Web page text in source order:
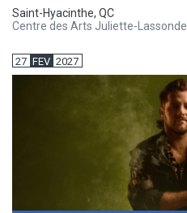
Saint-Hyacinthe, QC
Centre des Arts Juliette-Lassonde
27 FEV 2027